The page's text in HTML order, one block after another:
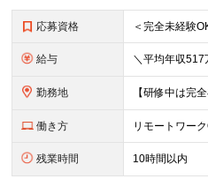
応募資格
給与
勤務地
働き方 リモートワー
残業時間 10時間以内